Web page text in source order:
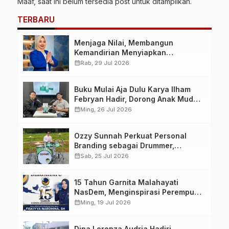
TERBARU
Menjaga Nilai, Membangun
Kemandirian Menyiapkan
Kepemimpinan Ekonomi Perempuan
Jamaah
calendar_monthRab, 29 Jul 2026
Buku Mulai Aja Dulu Karya Ilham
Febryan Hadir, Dorong Anak Muda
Berhenti Menunda dan Mulai
calendar_monthMing, 26 Jul 2026
Ozzy Sunnah Perkuat Personal
Branding sebagai Drummer,
Produser, dan Sutradara Melalui
calendar_monthSab, 25 Jul 2026
15 Tahun Garnita Malahayati
NasDem, Menginspirasi Perempuan
Memimpin Perubahan Bangsa
calendar_monthMing, 19 Jul 2026